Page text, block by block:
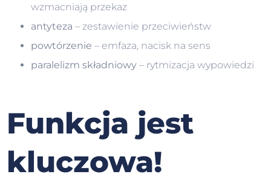
wzmacniają przekaz
antyteza – zestawienie przeciwieństw
powtórzenie – emfaza, nacisk na sens
paralelizm składniowy – rytmizacja wypowiedzi
Funkcja jest
kluczowa!